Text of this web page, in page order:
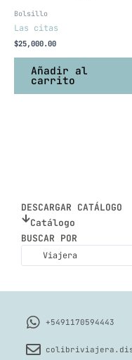
DESCARGAR CATÁLOGO
Catálogo
BUSCAR POR
Viajera
Bolsillo
Las citas
$25,000.00
Añadir al
carrito
+5491170594443